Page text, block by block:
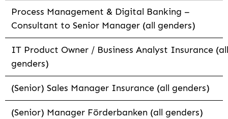
Process Management & Digital Banking –
Consultant to Senior Manager (all genders)
IT Product Owner / Business Analyst Insurance (all
genders)
(Senior) Sales Manager Insurance (all genders)
(Senior) Manager Förderbanken (all genders)